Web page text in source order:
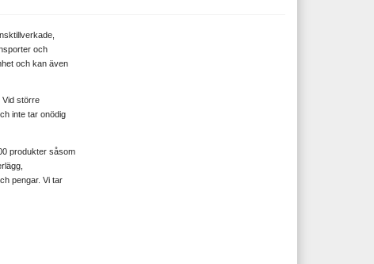
och
och kan även
Vid större
inte tar onödig
produkter såsom
pengar. Vi tar